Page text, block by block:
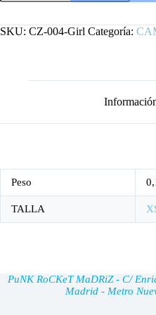
ENGLAND
cantidad
SKU: CZ-004-Girl Categoría:
Peso
TALLA
PuNK RoCKeT MaDRiZ - C/
Madrid - Metro